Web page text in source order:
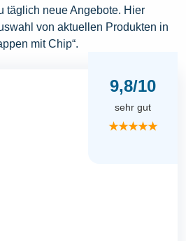
täglich neue Angebote. Hier
von aktuellen Produkten in
mit Chip“.
9,8/10
sehr gut
★★★★★